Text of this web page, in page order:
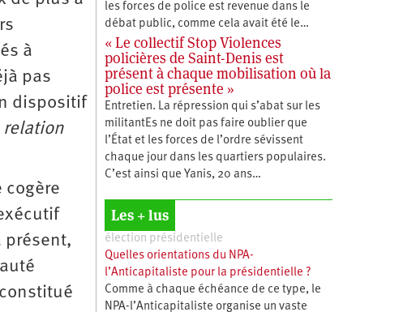
à
pas
dispositif
relation
cogère
présent,
les forces de police est revenue dans le
débat public, comme cela avait été le…
« Le collectif Stop Violences
policières de Saint-Denis est
présent à chaque mobilisation où la
police est présente »
Entretien. La répression qui s’abat sur les
militantEs ne doit pas faire oublier que
l’État et les forces de l’ordre sévissent
chaque jour dans les quartiers populaires.
C’est ainsi que Yanis, 20 ans…
Les + lus
élection présidentielle
Quelles orientations du NPA-
l’Anticapitaliste pour la présidentielle ?
Comme à chaque échéance de ce type, le
NPA-l’Anticapitaliste organise un vaste